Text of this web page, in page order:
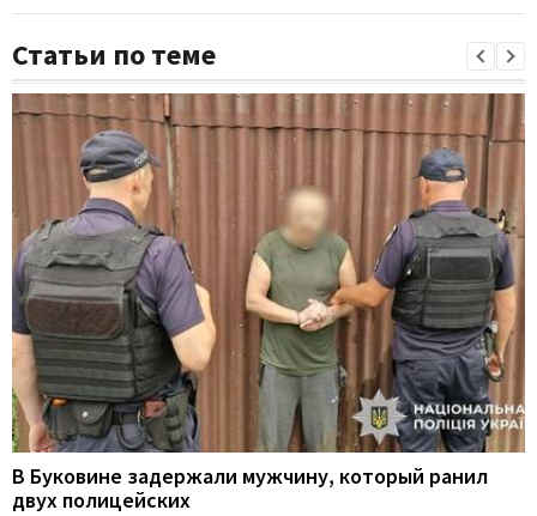
Статьи по теме
В Буковине задержали мужчину, который ранил
двух полицейских